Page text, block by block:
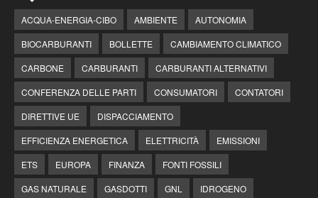
ACQUA-ENERGIA-CIBO AMBIENTE
AUTONOMIA
BIOCARBURANTI
BOLLETTE
CAMBIAMENTO CLIMATICO
CARBONE
CARBURANTI
CARBURANTI ALTERNATIVI
CONFERENZA DELLE PARTI
CONSUMATORI
CONTATORI
DIRETTIVE UE
DISPACCIAMENTO
EFFICIENZA ENERGETICA
ELETTRICITÀ
EMISSIONI
ETS
EUROPA FINANZA
FONTI FOSSILI
GAS NATURALE
GASDOTTI GNL IDROGENO